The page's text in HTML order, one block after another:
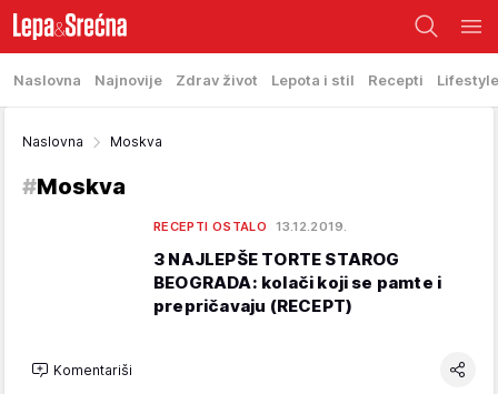
Naslovna Najnovije Zdrav život Lepota i stil Recepti Lifestyle
Naslovna Moskva
#Moskva
RECEPTI OSTALO 13.12.2019.
3 NAJLEPŠE TORTE STAROG
BEOGRADA: kolači koji se pamte i
prepričavaju (RECEPT)
Komentariši